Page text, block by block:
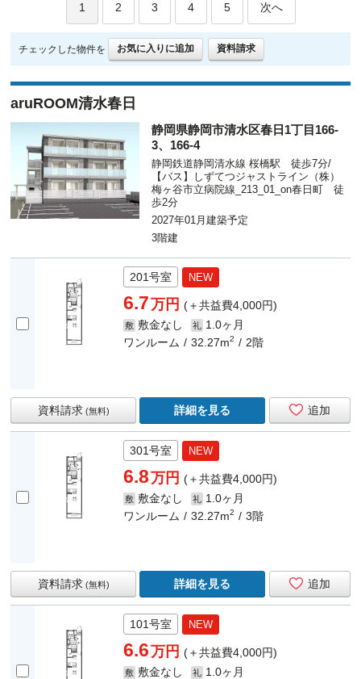
1 2 3 4 5 次へ
チェックした物件を お気に入りに追加 資料請求
aruROOM清水春日
静岡県静岡市清水区春日1丁目166-
3、166-4
静岡鉄道静岡清水線 桜橋駅 徒歩7分/
【バス】しずてつジャストライン（株）
梅ヶ谷市立病院線_213_01_on春日町 徒
歩2分
2027年01月建築予定
3階建
NEW
201号室
6.7万円(＋共益費4,000円)
敷 敷金なし 礼 1.0ヶ月
ワンルーム
32.27m2 2階
追加
資料請求 (無料) 詳細を見る
NEW
301号室
6.8万円(＋共益費4,000円)
敷 敷金なし 礼 1.0ヶ月
ワンルーム
32.27m2 3階
追加
資料請求 (無料) 詳細を見る
NEW
101号室
6.6万円(＋共益費4,000円)
敷 敷金なし 礼 1.0ヶ月